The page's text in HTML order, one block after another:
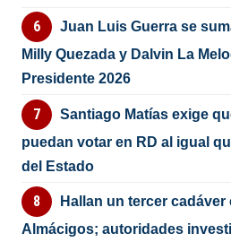
Juan Luis Guerra se
Milly Quezada y Dalvin La
Presidente 2026
Santiago Matías exige
puedan votar en RD al igual
del Estado
Hallan un tercer cadáver
Almácigos; autoridades